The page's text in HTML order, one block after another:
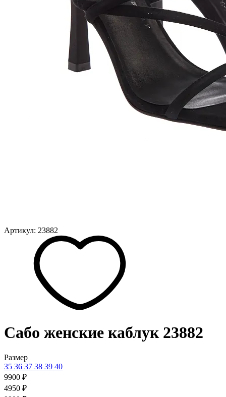
Артикул: 23882
Сабо женские каблук 23882
Размер
35 36 37 38 39 40
9900 ₽
4950 ₽